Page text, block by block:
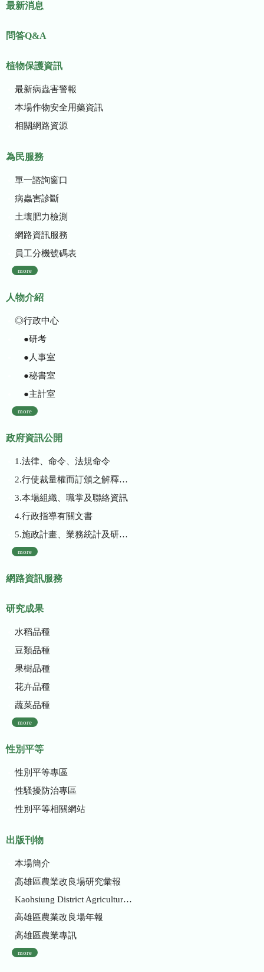
最新消息
問答Q&A
植物保護資訊
最新病蟲害警報
本場作物安全用藥資訊
相關網路資源
為民服務
單一諮詢窗口
病蟲害診斷
土壤肥力檢測
網路資訊服務
員工分機號碼表
more
人物介紹
◎行政中心
●研考
●人事室
●秘書室
●主計室
more
政府資訊公開
1.法律、命令、法規命令
2.行使裁量權而訂頒之解釋性規定及裁量基準
3.本場組織、職掌及聯絡資訊
4.行政指導有關文書
5.施政計畫、業務統計及研究報告
more
網路資訊服務
研究成果
水稻品種
豆類品種
果樹品種
花卉品種
蔬菜品種
more
性別平等
性別平等專區
性騷擾防治專區
性別平等相關網站
出版刊物
本場簡介
高雄區農業改良場研究彙報
Kaohsiung District Agricultural Research and Extension Station
高雄區農業改良場年報
高雄區農業專訊
more